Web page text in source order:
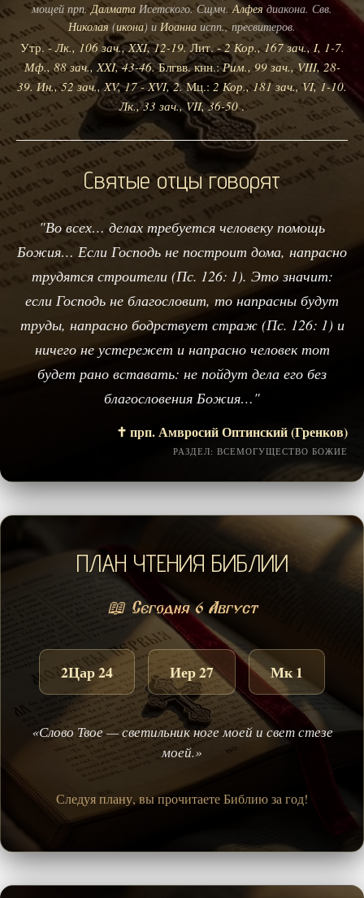
мощей прп.Далмата Исетского. Сщмч.Алфея диакона. Свв.
Николая(икона) и Иоанна испп., пресвитеров.
Утр. -Лк., 106 зач., XXI, 12-19.Лит. -2 Кор., 167 зач., I, 1-7.
Мф., 88 зач., XXI, 43-46.Блгвв. кнн.:Рим., 99 зач., VIII, 28-
39. Ин., 52 зач., XV, 17 - XVI, 2.Мц.: 2 Кор., 181 зач., VI, 1-10.
Лк., 33 зач., VII, 36-50 .
Святые отцы говорят
"Во всех… делах требуется человеку помощь
Божия… Если Господь не построит дома, напрасно
трудятся строители (Пс. 126: 1). Это значит:
если Господь не благословит, то напрасны будут
труды, напрасно бодрствует страж (Пс. 126: 1) и
ничего не устережет и напрасно человек тот
будет рано вставать: не пойдут дела его без
благословения Божия…"
✝️ прп. Амвросий Оптинский (Гренков)
РАЗДЕЛ: ВСЕМОГУЩЕСТВО БОЖИЕ
ПЛАН ЧТЕНИЯ БИБЛИИ
📖 Сегодня 6 Август
2Цар 24 Иер 27 Мк 1
«Слово Твое — светильник ноге моей и свет стезе
моей.»
Следуя плану, вы прочитаете Библию за год!